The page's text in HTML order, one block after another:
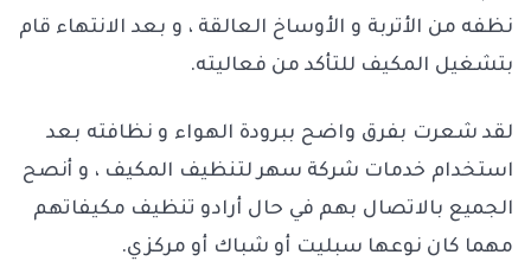
نظفه من الأتربة و الأوساخ العالقة ، و بعد الانتهاء قام
بتشغيل المكيف للتأكد من فعاليته.
لقد شعرت بفرق واضح ببرودة الهواء و نظافته بعد
استخدام خدمات شركة سهر لتنظيف المكيف ، و أنصح
الجميع بالاتصال بهم في حال أرادو تنظيف مكيفاتهم
مهما كان نوعها سبليت أو شباك أو مركزي.